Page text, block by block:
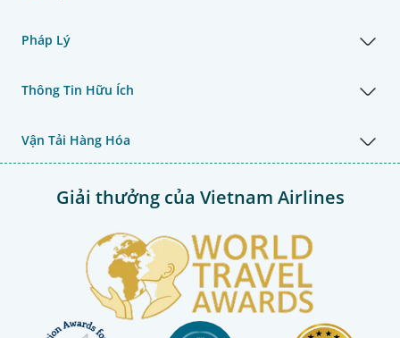
Pháp Lý
Thông Tin Hữu Ích
Vận Tải Hàng Hóa
Giải thưởng của Vietnam Airlines